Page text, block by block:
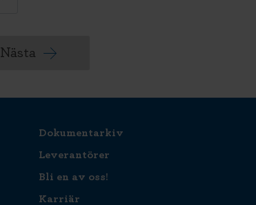
Nästa
Dokumentarkiv
Leverantörer
Bli en av oss!
Karriär